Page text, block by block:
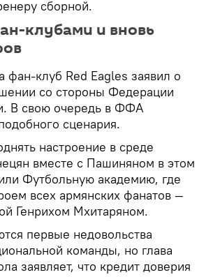
сборной.
клубами и вновь
фан-клуб Red Eagles заявил о
со стороны Федерации
В свою очередь в ФФА
сценария.
настроение в среде
вместе с Пашиняном в этом
Футбольную академию, где
всех армянских фанатов —
Генрихом Мхитаряном.
первые недовольства
команды, но глава
заявляет, что кредит доверия